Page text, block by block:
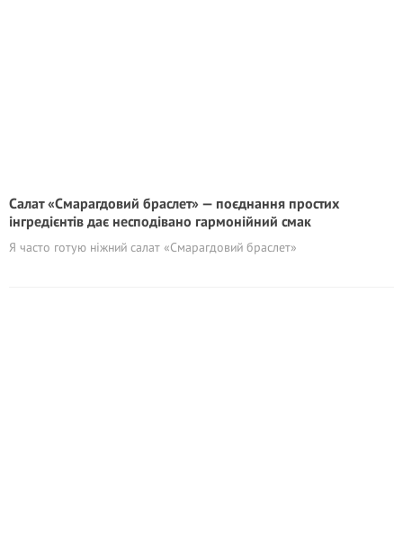
Салат «Смарагдовий браслет» — поєднання простих
інгредієнтів дає несподівано гармонійний смак
Я часто готую ніжний салат «Смарагдовий браслет»